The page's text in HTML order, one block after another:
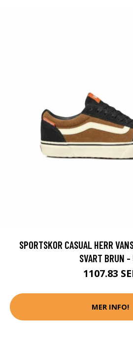
SPORTSKOR CASUAL HERR
SVART BRUN
1107.83
MER INFO!